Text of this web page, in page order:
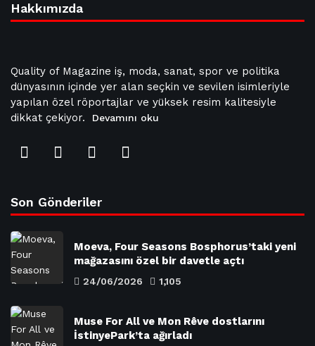
Hakkımızda
Quality of Magazine iş, moda, sanat, spor ve politika
dünyasının içinde yer alan seçkin ve sevilen isimleriyle
yapılan özel röportajlar ve yüksek resim kalitesiyle
dikkat çekiyor.
Devamını oku
Son Gönderiler
Moeva, Four Seasons Bosphorus’taki yeni
mağazasını özel bir davetle açtı
24/06/2026 1,105
Muse For All ve Mon Rêve dostlarını
İstinyePark’ta ağırladı